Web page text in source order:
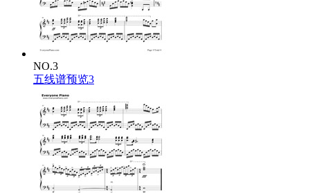
NO.3
五线谱预览3